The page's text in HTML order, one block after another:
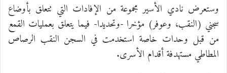
وستعرض نادي الأسير مجموعة من الإفادات التي تتعلق بأوضاع
سجني (النقب، وعوفر) مؤخرا -وتحديدا- فيما يتعلق بعمليات القمع
من قبل وحدات خاصة استخدمت في السجن النقب الرصاص
المطاطي مستهدفة أقدام الأسرى.